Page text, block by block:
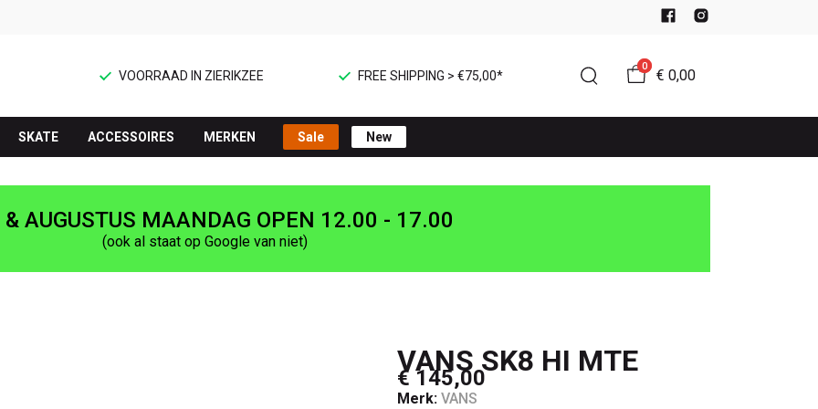
VOORRAAD IN ZIERIKZEE FREE SHIPPING > €75,00*
0
€ 0,00
SKATE ACCESSOIRES MERKEN Sale New
& AUGUSTUS MAANDAG OPEN 12.00 - 17.00
(ook al staat op Google van niet)
VANS SK8 HI MTE
€ 145,00
Merk: VANS